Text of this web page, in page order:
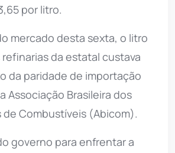
por litro.
mercado desta sexta, o litro
da estatal custava
da paridade de importação
Associação Brasileira dos
de Combustíveis (Abicom).
governo para enfrentar a